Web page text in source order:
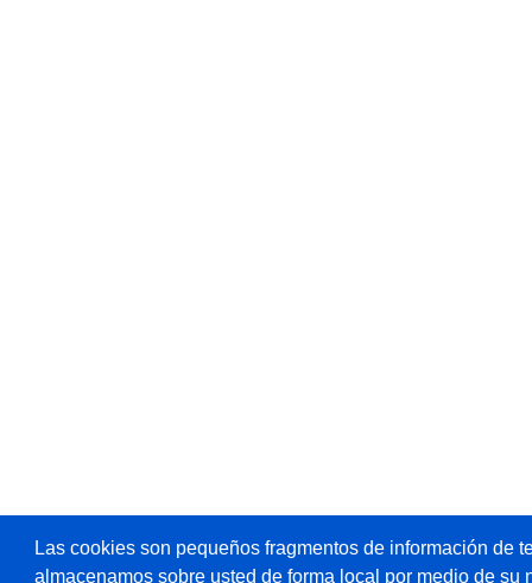
Las cookies son pequeños fragmentos de información de
almacenamos sobre usted de forma local por medio de su